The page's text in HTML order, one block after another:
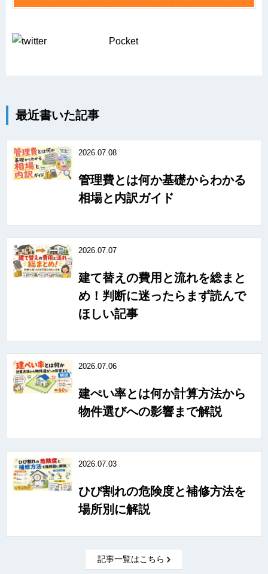
Pocket
最近書いた記事
2026.07.08
管理費とは何か基礎からわかる
相場と内訳ガイド
2026.07.07
建て替えの費用と流れを総まと
め！判断に迷ったらまず読んで
ほしい記事
2026.07.06
建ぺい率とは何か計算方法から
物件選びへの影響まで解説
2026.07.03
ひび割れの危険度と補修方法を
場所別に解説
記事一覧はこちら